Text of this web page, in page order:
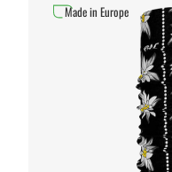
Made in Europe